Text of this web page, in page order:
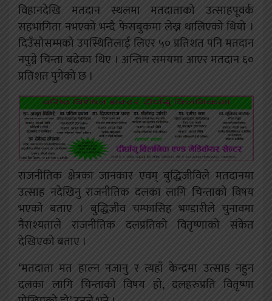
विहानदेखि मतदान स्थलमा मतदाताको उत्साहपूवर्क
सहभागिता नभएको भन्दै फेसबुकमा लेख्न थालिएको थियो ।
दिउँसोसम्मको उपस्थितिलाई लिएर ५० प्रतिशत पनि मतदान
नपुग्ने चिन्ता बढेका थिए । अन्तिम समयमा आएर मतदान ६०
प्रतिशत पुगेको छ ।
राजनीतिक क्षेत्रका जानकार एवम् बुद्धिजीविले मतदानमा
उत्साह नदेखिनु राजनीतिक दलका लागि चिन्ताको विषय
भएको बताए । बुद्धिजीव चम्फासिह भण्डारीले चुनावमा
नैराश्यताले राजनीतिक दलप्रतिको वितृष्णाको संकेत
देखिएको बताए ।
‘मतदाता मत हाल्न नजानु र त्यहाँ केन्द्रमा उत्साह नहुन
दलका लागि चिन्ताको विषय हो, दलहरुप्रति वितृष्णा